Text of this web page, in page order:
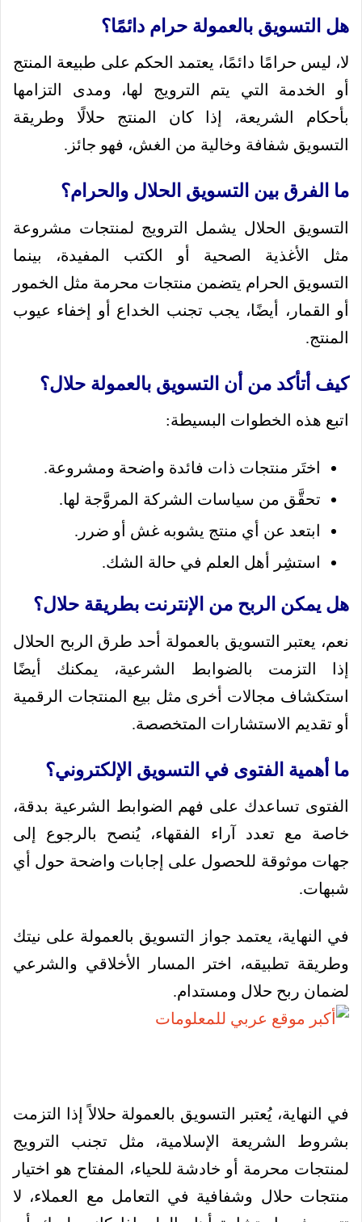
هل التسويق بالعمولة حرام دائمًا؟
لا، ليس حرامًا دائمًا، يعتمد الحكم على طبيعة المنتج
أو الخدمة التي يتم الترويج لها، ومدى التزامها
بأحكام الشريعة، إذا كان المنتج حلالًا وطريقة
التسويق شفافة وخالية من الغش، فهو جائز.
ما الفرق بين التسويق الحلال والحرام؟
التسويق الحلال يشمل الترويج لمنتجات مشروعة
مثل الأغذية الصحية أو الكتب المفيدة، بينما
التسويق الحرام يتضمن منتجات محرمة مثل الخمور
أو القمار، أيضًا، يجب تجنب الخداع أو إخفاء عيوب
المنتج.
كيف أتأكد من أن التسويق بالعمولة حلال؟
اتبع هذه الخطوات البسيطة:
اختَر منتجات ذات فائدة واضحة ومشروعة.
تحقَّق من سياسات الشركة المروَّجة لها.
ابتعد عن أي منتج يشوبه غش أو ضرر.
استشِر أهل العلم في حالة الشك.
هل يمكن الربح من الإنترنت بطريقة حلال؟
نعم، يعتبر التسويق بالعمولة أحد طرق الربح الحلال
إذا التزمت بالضوابط الشرعية، يمكنك أيضًا
استكشاف مجالات أخرى مثل بيع المنتجات الرقمية
أو تقديم الاستشارات المتخصصة.
ما أهمية الفتوى في التسويق الإلكتروني؟
الفتوى تساعدك على فهم الضوابط الشرعية بدقة،
خاصة مع تعدد آراء الفقهاء، يُنصح بالرجوع إلى
جهات موثوقة للحصول على إجابات واضحة حول أي
شبهات.
في النهاية، يعتمد جواز التسويق بالعمولة على نيتك
وطريقة تطبيقه، اختر المسار الأخلاقي والشرعي
لضمان ربح حلال ومستدام.
في النهاية، يُعتبر التسويق بالعمولة حلالاً إذا التزمت
بشروط الشريعة الإسلامية، مثل تجنب الترويج
لمنتجات محرمة أو خادشة للحياء، المفتاح هو اختيار
منتجات حلال وشفافية في التعامل مع العملاء، لا